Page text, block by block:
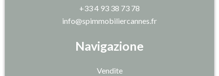
Navigazione
Vendite
+33 4 93 38 73 78
info@spimmobiliercannes.fr